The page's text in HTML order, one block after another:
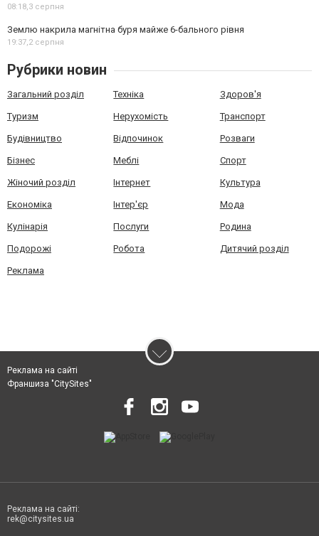
08:18,3 серпня
Землю накрила магнітна буря майже 6-бального рівня
19:37,2 серпня
Рубрики новин
Загальний розділ Техніка Здоров'я
Туризм Нерухомість Транспорт
Будівництво Відпочинок Розваги
Бізнес Меблі Спорт
Жіночий розділ Інтернет Культура
Економіка Інтер'єр Мода
Кулінарія Послуги Родина
Подорожі Робота Дитячий розділ
Реклама
Реклама на сайті
Франшиза "CitySites"
Реклама на сайті:
rek@citysites.ua